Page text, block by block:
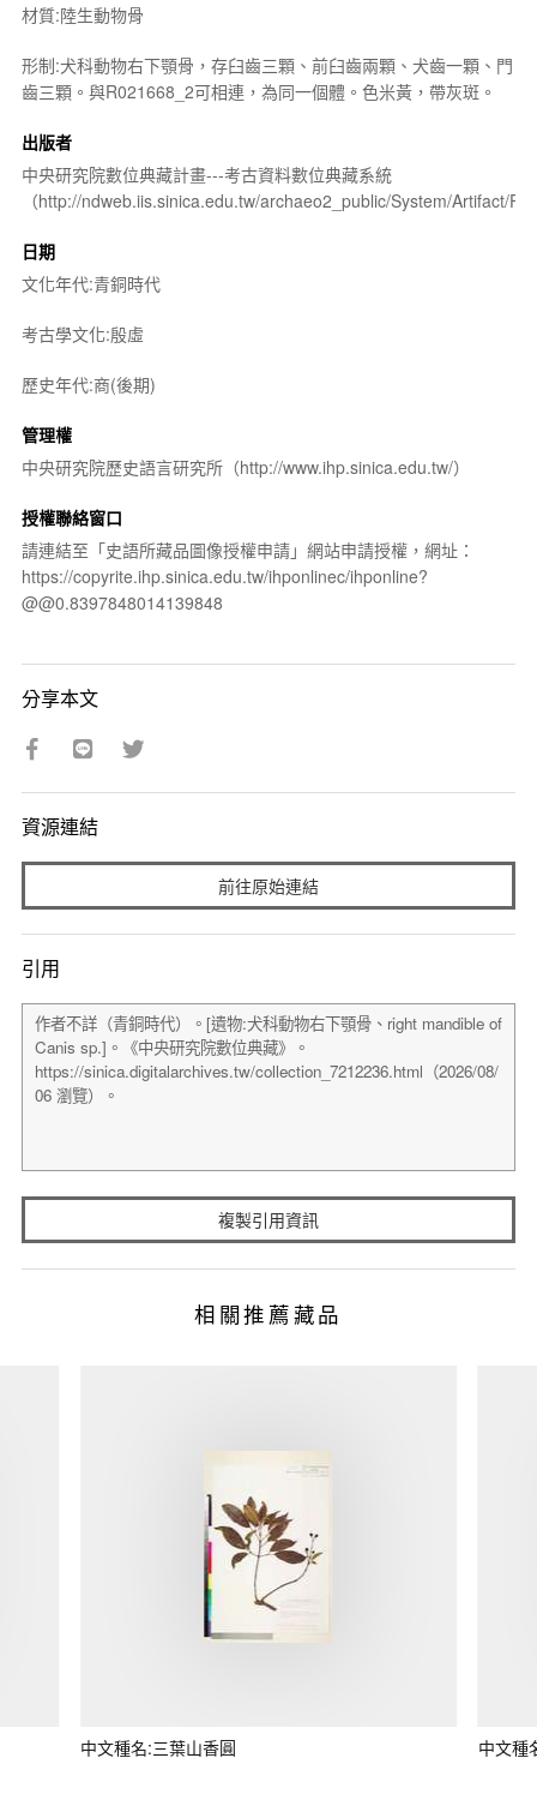
材質:陸生動物骨
形制:犬科動物右下顎骨，存臼齒三顆、前臼齒兩顆、犬齒一顆、門
齒三顆。與R021668_2可相連，為同一個體。色米黃，帶灰斑。
出版者
中央研究院數位典藏計畫---考古資料數位典藏系統
（http://ndweb.iis.sinica.edu.tw/archaeo2_public/System/Artifact/
日期
文化年代:青銅時代
考古學文化:殷虛
歷史年代:商(後期)
管理權
中央研究院歷史語言研究所（http://www.ihp.sinica.edu.tw/）
授權聯絡窗口
請連結至「史語所藏品圖像授權申請」網站申請授權，網址：
https://copyrite.ihp.sinica.edu.tw/ihponlinec/ihponline?
@@0.8397848014139848
分享本文
資源連結
前往原始連結
引用
複製引用資訊
相關推薦藏品
中文種名:三葉山香圓 中文種